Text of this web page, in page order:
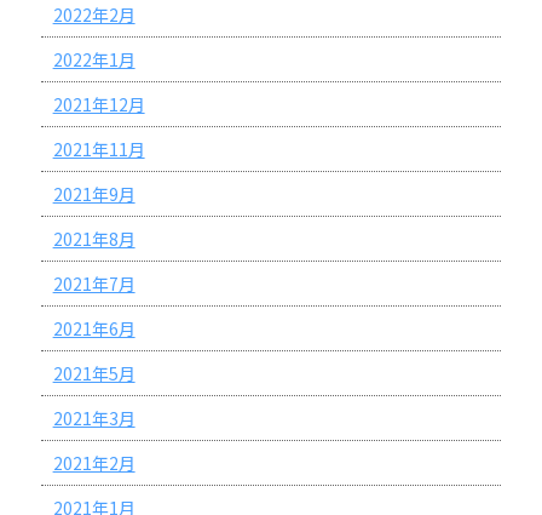
2022年2月
2022年1月
2021年12月
2021年11月
2021年9月
2021年8月
2021年7月
2021年6月
2021年5月
2021年3月
2021年2月
2021年1月